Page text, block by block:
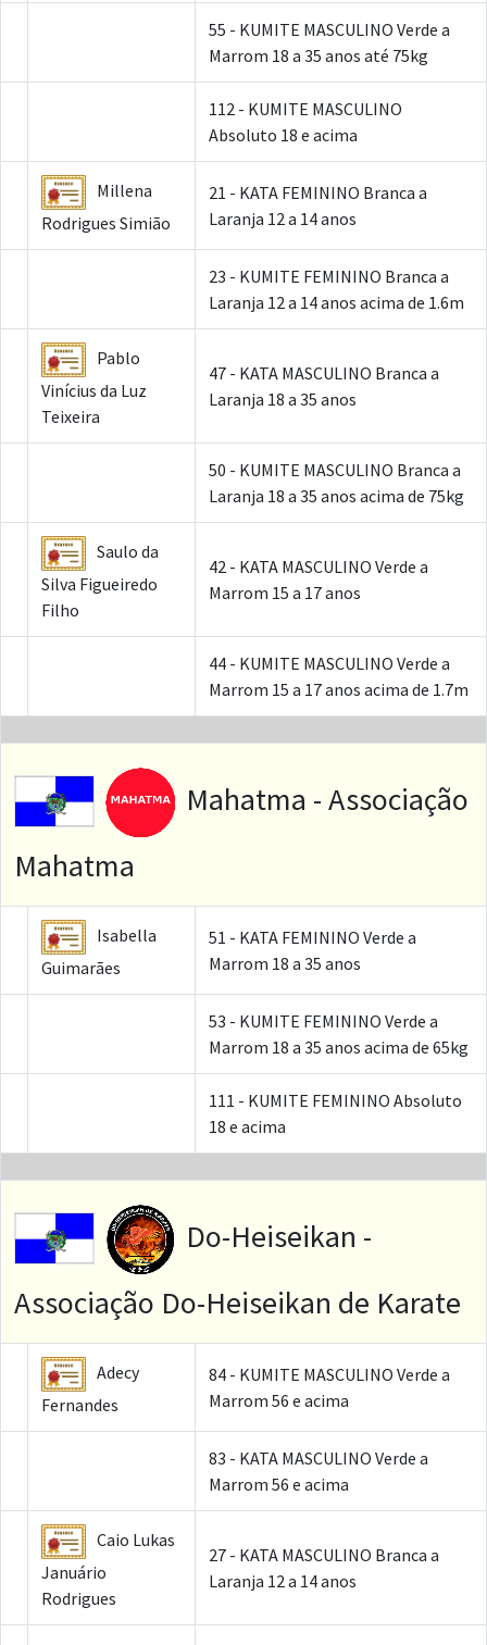
55 - KUMITE MASCULINO Verde a
Marrom 18 a 35 anos até 75kg
112 - KUMITE MASCULINO
Absoluto 18 e acima
Millena
Rodrigues Simião
21 - KATA FEMININO Branca a
Laranja 12 a 14 anos
23 - KUMITE FEMININO Branca a
Laranja 12 a 14 anos acima de 1.6m
Pablo
Vinícius da Luz
Teixeira
47 - KATA MASCULINO Branca a
Laranja 18 a 35 anos
50 - KUMITE MASCULINO Branca a
Laranja 18 a 35 anos acima de 75kg
Saulo da
Silva Figueiredo
Filho
42 - KATA MASCULINO Verde a
Marrom 15 a 17 anos
44 - KUMITE MASCULINO Verde a
Marrom 15 a 17 anos acima de 1.7m
Mahatma - Associação
Mahatma
Isabella
Guimarães
51 - KATA FEMININO Verde a
Marrom 18 a 35 anos
53 - KUMITE FEMININO Verde a
Marrom 18 a 35 anos acima de 65kg
111 - KUMITE FEMININO Absoluto
18 e acima
Do-Heiseikan -
Associação Do-Heiseikan de Karate
Adecy
Fernandes
84 - KUMITE MASCULINO Verde a
Marrom 56 e acima
83 - KATA MASCULINO Verde a
Marrom 56 e acima
Caio Lukas
Januário
Rodrigues
27 - KATA MASCULINO Branca a
Laranja 12 a 14 anos